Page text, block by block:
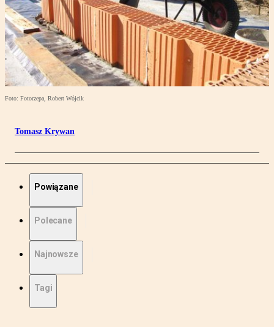
Foto: Fotorzepa, Robert Wójcik
Tomasz Krywan
Powiązane
Polecane
Najnowsze
Tagi